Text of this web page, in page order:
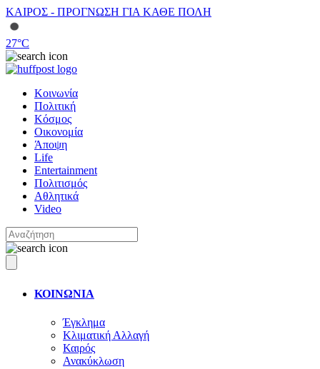
ΚΑΙΡΟΣ - ΠΡΟΓΝΩΣΗ ΓΙΑ ΚΑΘΕ ΠΟΛΗ
27°C
Κοινωνία
Πολιτική
Κόσμος
Οικονομία
Άποψη
Life
Entertainment
Πολιτισμός
Αθλητικά
Video
ΚΟΙΝΩΝΙΑ
Έγκλημα
Κλιματική Αλλαγή
Καιρός
Ανακύκλωση